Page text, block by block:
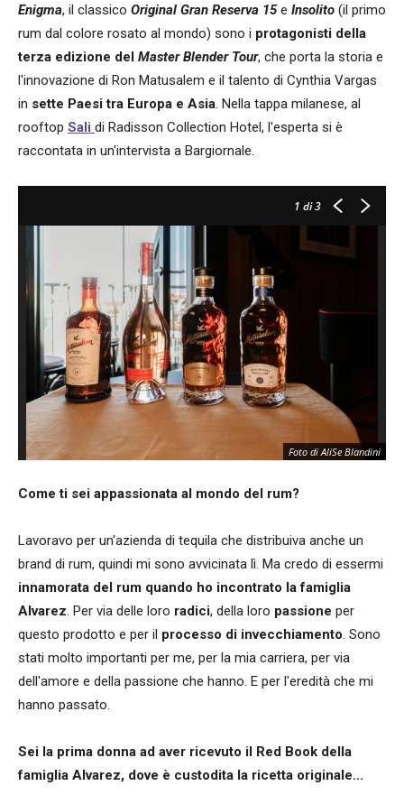
Enigma, il classico Original Gran Reserva 15e Insolito (il primo
rum dal colore rosato al mondo) sono i protagonisti della
terza edizione del Master Blender Tour, che porta la storia e
l'innovazione di Ron Matusalem e il talento di Cynthia Vargas
in sette Paesi tra Europa e Asia. Nella tappa milanese, al
rooftop Sali di Radisson Collection Hotel, l'esperta si è
raccontata in un'intervista a Bargiornale.
1 di 3
Foto di AliSe Blandini
Come ti sei appassionata al mondo del rum?
Lavoravo per un'azienda di tequila che distribuiva anche un
brand di rum, quindi mi sono avvicinata lì. Ma credo di essermi
innamorata del rum quando ho incontrato la famiglia
Alvarez. Per via delle loro radici, della loro passione per
questo prodotto e per il processo di invecchiamento. Sono
stati molto importanti per me, per la mia carriera, per via
dell'amore e della passione che hanno. E per l'eredità che mi
hanno passato.
Sei la prima donna ad aver ricevuto il Red Book della
famiglia Alvarez, dove è custodita la ricetta originale...